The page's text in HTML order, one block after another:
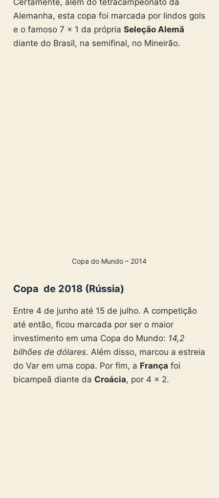
Alemanha, esta copa foi marcada por lindos gols
e o famoso 7 x 1 da própria Seleção Alemã
diante do Brasil, na semifinal, no Mineirão.
Copa do Mundo – 2014
Copa de 2018 (Rússia)
Entre 4 de junho até 15 de julho. A competição
até então, ficou marcada por ser o maior
investimento em uma Copa do Mundo: 14,2
bilhões de dólares. Além disso, marcou a estreia
do Var em uma copa. Por fim, a França foi
bicampeã diante da Croácia, por 4 x 2.